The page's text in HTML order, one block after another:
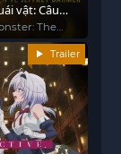
vật: Câu
Dahmer
The
Story
Trailer